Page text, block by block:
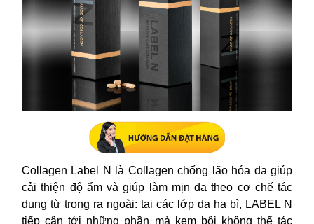
Collagen Label N là Collagen chống lão hóa da giúp
cải thiện độ ẩm và giúp làm mịn da theo cơ chế tác
dụng từ trong ra ngoài: tại các lớp da hạ bì, LABEL N
tiếp cận tới những phần mà kem bôi không thể tác